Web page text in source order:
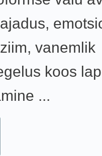
vanemlik
koos
...